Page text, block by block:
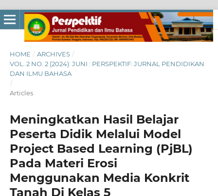
HOME / ARCHIVES /
VOL. 2 NO. 2 (2024): JUNI : PERSPEKTIF: JURNAL PENDIDIKAN
DAN ILMU BAHASA
/
Articles
Meningkatkan Hasil Belajar
Peserta Didik Melalui Model
Project Based Learning (PjBL)
Pada Materi Erosi
Menggunakan Media Konkrit
Tanah Di Kelas 5